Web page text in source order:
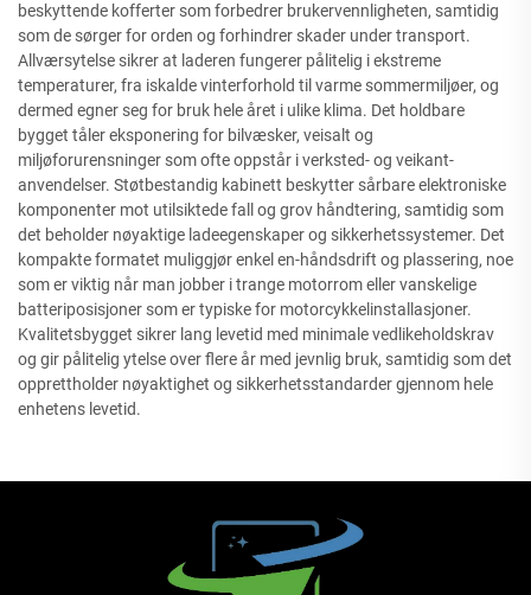
beskyttende kofferter som forbedrer brukervennligheten, samtidig
som de sørger for orden og forhindrer skader under transport.
Allværsytelse sikrer at laderen fungerer pålitelig i ekstreme
temperaturer, fra iskalde vinterforhold til varme sommermiljøer, og
dermed egner seg for bruk hele året i ulike klima. Det holdbare
bygget tåler eksponering for bilvæsker, veisalt og
miljøforurensninger som ofte oppstår i verksted- og veikant-
anvendelser. Støtbestandig kabinett beskytter sårbare elektroniske
komponenter mot utilsiktede fall og grov håndtering, samtidig som
det beholder nøyaktige ladeegenskaper og sikkerhetssystemer. Det
kompakte formatet muliggjør enkel en-håndsdrift og plassering, noe
som er viktig når man jobber i trange motorrom eller vanskelige
batteriposisjoner som er typiske for motorcykkelinstallasjoner.
Kvalitetsbygget sikrer lang levetid med minimale vedlikeholdskrav
og gir pålitelig ytelse over flere år med jevnlig bruk, samtidig som det
opprettholder nøyaktighet og sikkerhetsstandarder gjennom hele
enhetens levetid.